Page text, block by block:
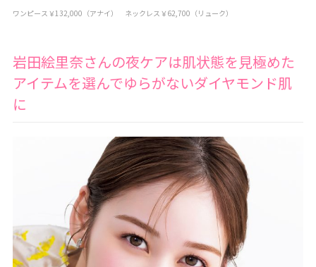
ワンピース￥132,000（アナイ） ネックレス￥62,700（リューク）
岩田絵里奈さんの夜ケアは肌状態を見極めた
アイテムを選んでゆらがないダイヤモンド肌
に